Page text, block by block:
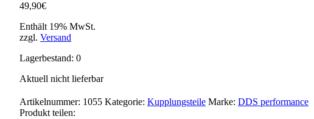
49,90€
Enthält 19% MwSt.
zzgl. Versand
Lagerbestand: 0
Aktuell nicht lieferbar
Artikelnummer: 1055 Kategorie: Kupplungsteile Marke: DDS performance
Produkt teilen: